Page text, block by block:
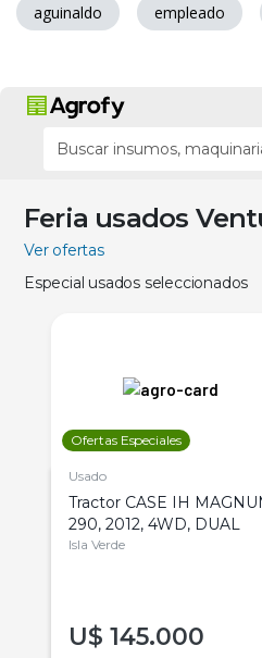
aguinaldo empleado
Feria usados
Ver ofertas
Especial usados seleccionados
Ofertas Especiales
Usado
Tractor CASE IH
290, 2012, 4WD, DUAL
Isla Verde
U$ 145.000